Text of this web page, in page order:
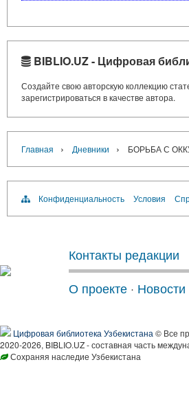
BIBLIO.UZ - Цифровая
Создайте свою авторскую коллекцию
зарегистрироваться в качестве автора.
Главная › Дневники › БОРЬБА С
Конфиденциальность Условия
Контакты редакции
О проекте · Новости
Цифровая библиотека Узбекистана © Все
2020-2026, BIBLIO.UZ - составная часть
Сохраняя наследие Узбекистана